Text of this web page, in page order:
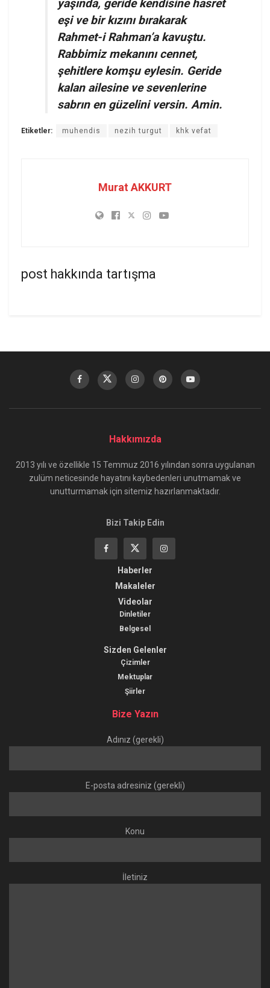
yaşında, geride kendisine hasret
eşi ve bir kızını bırakarak
Rahmet-i Rahman’a kavuştu.
Rabbimiz mekanını cennet,
şehitlere komşu eylesin. Geride
kalan ailesine ve sevenlerine
sabrın en güzelini versin. Amin.
Etiketler: muhendis nezih turgut khk vefat
Murat AKKURT
post hakkında tartışma
Hakkımızda
2013 yılı ve özellikle 15 Temmuz 2016 yılından sonra uygulanan
zulüm neticesinde hayatını kaybedenleri unutmamak ve
unutturmamak için sitemiz hazırlanmaktadır.
Bizi Takip Edin
Haberler
Makaleler
Videolar
Dinletiler
Belgesel
Sizden Gelenler
Çizimler
Mektuplar
Şiirler
Bize Yazın
Adınız (gerekli)
E-posta adresiniz (gerekli)
Konu
İletiniz